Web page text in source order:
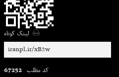
لینک کوتاه
کد مطلب 67252